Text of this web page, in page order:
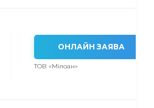
ОНЛАЙН ЗАЯВА
ТОВ «Мілоан»